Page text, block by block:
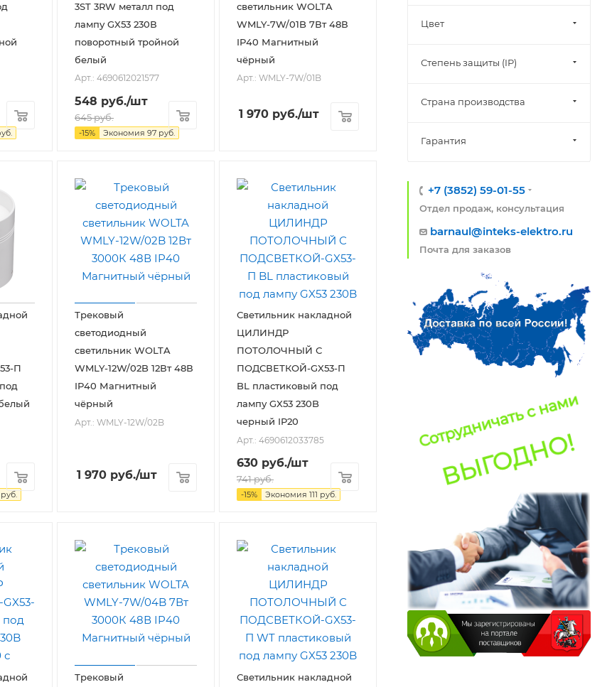
3ST 3RW металл под
лампу GX53 230В
поворотный тройной
белый
Арт.: 4690612021577
548 руб./шт
645руб.
-15% Экономия 97 руб.
светильник WOLTA
WMLY-7W/01B 7Вт 48В
IP40 Магнитный
чёрный
Арт.: WMLY-7W/01B
1 970 руб./шт
П
руб.
Трековый
светодиодный
светильник WOLTA
WMLY-12W/02B 12Вт 48В
IP40 Магнитный
чёрный
Арт.: WMLY-12W/02B
1 970 руб./шт
Светильник накладной
ЦИЛИНДР
ПОТОЛОЧНЫЙ С
ПОДСВЕТКОЙ-GX53-П
BL пластиковый под
лампу GX53 230B
черный IP20
Арт.: 4690612033785
630 руб./шт
741руб.
-15% Экономия 111 руб.
Трековый
Светильник накладной
Цвет
Степень защиты (IP)
Страна производства
Гарантия
+7 (3852) 59-01-55
Отдел продаж, консультация
barnaul@inteks-elektro.ru
Почта для заказов